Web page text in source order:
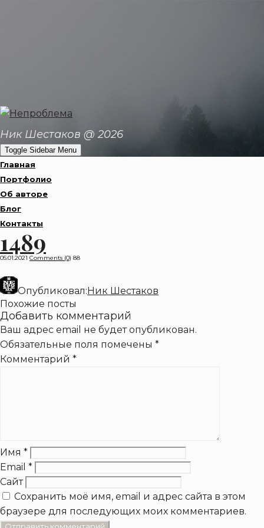
Ник Шестаков @ 2026
Toggle Sidebar Menu
Главная
Портфолио
Об авторе
Блог
Контакты
1489
05.01.2021 Comments (0) 88
Опубликовал:Ник Шестаков
Похожие посты
Добавить комментарий
Ваш адрес email не будет опубликован.
Обязательные поля помечены *
Комментарий *
Имя *
Email *
Сайт
Сохранить моё имя, email и адрес сайта в этом
браузере для последующих моих комментариев.